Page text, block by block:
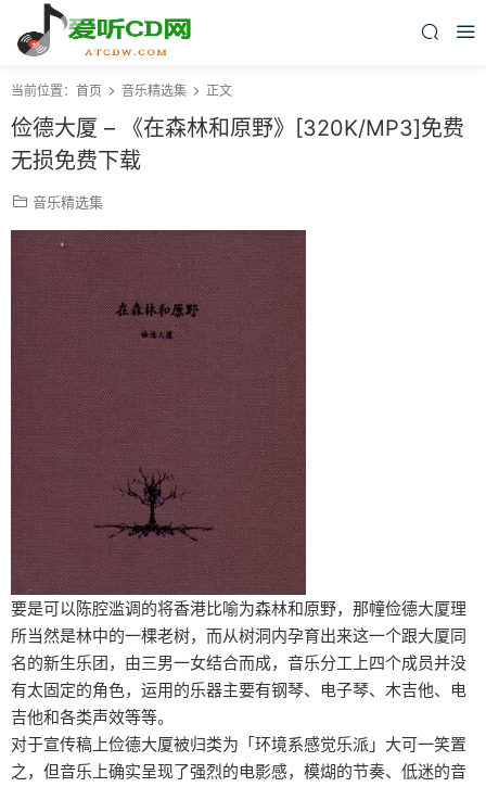
当前位置： 首页 音乐精选集 正文
俭德大厦 – 《在森林和原野》[320K/MP3]免费
无损免费下载
音乐精选集
要是可以陈腔滥调的将香港比喻为森林和原野，那幢俭德大厦理
所当然是林中的一棵老树，而从树洞内孕育出来这一个跟大厦同
名的新生乐团，由三男一女结合而成，音乐分工上四个成员并没
有太固定的角色，运用的乐器主要有钢琴、电子琴、木吉他、电
吉他和各类声效等等。
对于宣传稿上俭德大厦被归类为「环境系感觉乐派」大可一笑置
之，但音乐上确实呈现了强烈的电影感，模煳的节奏、低迷的音